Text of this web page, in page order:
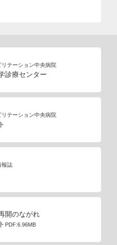
テーション中央病院
診療センター
テーション中央病院
報誌
開のながれ
PDF:6.96MB